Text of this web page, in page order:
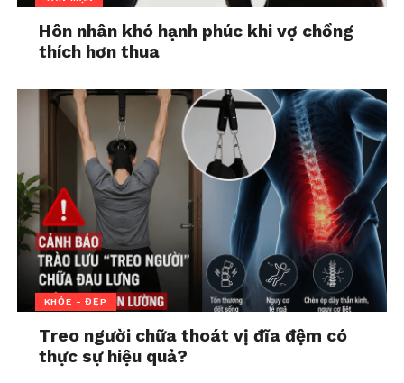
Hôn nhân khó hạnh phúc khi vợ chồng
thích hơn thua
KHỎE - ĐẸP
Treo người chữa thoát vị đĩa đệm có
thực sự hiệu quả?